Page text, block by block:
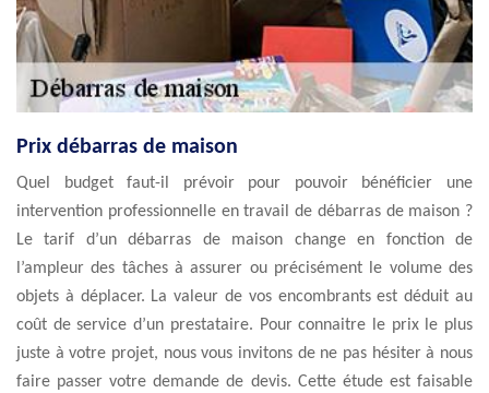
Prix débarras de maison
Quel budget faut-il prévoir pour pouvoir bénéficier une
intervention professionnelle en travail de débarras de maison ?
Le tarif d’un débarras de maison change en fonction de
l’ampleur des tâches à assurer ou précisément le volume des
objets à déplacer. La valeur de vos encombrants est déduit au
coût de service d’un prestataire. Pour connaitre le prix le plus
juste à votre projet, nous vous invitons de ne pas hésiter à nous
faire passer votre demande de devis. Cette étude est faisable